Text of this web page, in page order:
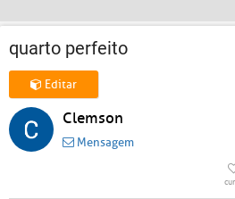
quarto perfeito
Editar
Clemson
Mensagem